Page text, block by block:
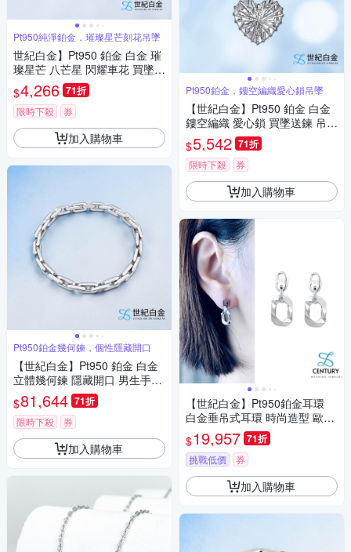
Pt950純淨鉑金，璀璨星芒刻花吊墜
世紀白金】Pt950 鉑金 白金 璀
璨星芒 八芒星 閃耀車花 買墜送
鍊 吊墜 氣質百搭 禮物
$4,266 71折
限時下殺 券
加入購物車
Pt950鉑金幾何鍊，個性隱藏開口
【世紀白金】Pt950 鉑金 白金
立體幾何鍊 隱藏開口 男生手鍊
個性百搭 禮物
$81,644 71折
限時下殺 券
加入購物車
Pt950鉑金，鏤空編織愛心鎖吊墜
【世紀白金】Pt950 鉑金 白金
鏤空編織 愛心鎖 買墜送鍊 吊墜
氣質百搭 禮物
$5,542 71折
限時下殺 券
加入購物車
【世紀白金】Pt950鉑金耳環
白金垂吊式耳環 時尚造型 歐美
風豬鼻子元素耳環
$19,957 71折
挑戰低價 券
加入購物車